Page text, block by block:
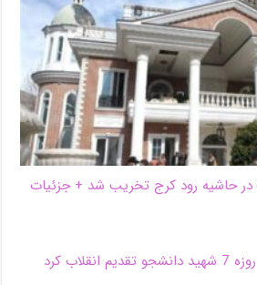
حاشیه‌ رود کرج تخریب شد + جزئیات